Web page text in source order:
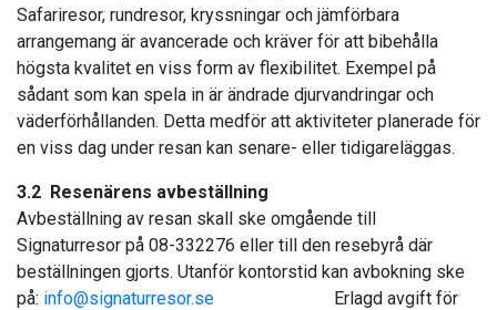
Safariresor, rundresor, kryssningar och jämförbara
arrangemang är avancerade och kräver för att bibehålla
högsta kvalitet en viss form av flexibilitet. Exempel på
sådant som kan spela in är ändrade djurvandringar och
väderförhållanden. Detta medför att aktiviteter planerade för
en viss dag under resan kan senare- eller tidigareläggas.
3.2 Resenärens avbeställning
Avbeställning av resan skall ske omgående till
Signaturresor på 08-332276 eller till den resebyrå där
beställningen gjorts. Utanför kontorstid kan avbokning ske
på: info@signaturresor.se Erlagd avgift för